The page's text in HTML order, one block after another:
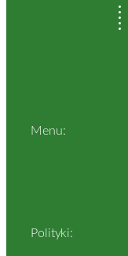
Menu:
Polityki: